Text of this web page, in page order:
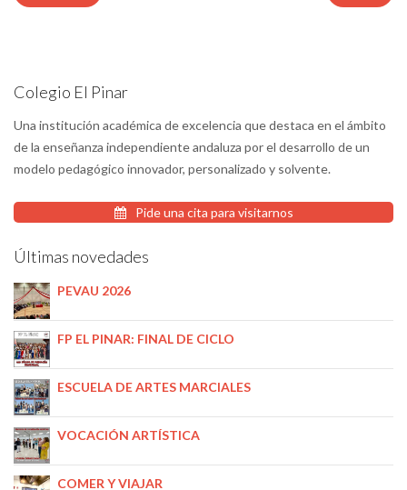
Colegio El Pinar
Una institución académica de excelencia que destaca en el ámbito
de la enseñanza independiente andaluza por el desarrollo de un
modelo pedagógico innovador, personalizado y solvente.
Pide una cita para visitarnos
Últimas novedades
PEVAU 2026
FP EL PINAR: FINAL DE CICLO
ESCUELA DE ARTES MARCIALES
VOCACIÓN ARTÍSTICA
COMER Y VIAJAR